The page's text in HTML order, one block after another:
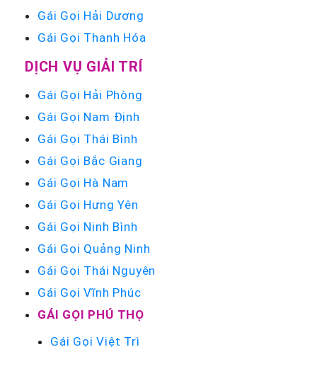
Gái Gọi Hải Dương
Gái Gọi Thanh Hóa
DỊCH VỤ GIẢI TRÍ
Gái Gọi Hải Phòng
Gái Gọi Nam Định
Gái Gọi Thái Bình
Gái Gọi Bắc Giang
Gái Gọi Hà Nam
Gái Gọi Hưng Yên
Gái Gọi Ninh Bình
Gái Gọi Quảng Ninh
Gái Gọi Thái Nguyên
Gái Gọi Vĩnh Phúc
GÁI GỌI PHÚ THỌ
Gái Gọi Việt Trì